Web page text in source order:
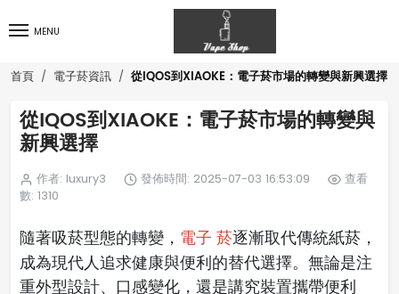
MENU
首頁 電子菸資訊 從IQOS到XIAOKE：電子菸市場的轉變與新興選擇
從IQOS到XIAOKE：電子菸市場的轉變與
新興選擇
作者: luxury3 發佈時間: 2025-07-03 16:53:09
查看
數: 1310
隨著吸菸型態的轉變， 電子 菸逐漸取代傳統紙菸，
成為現代人追求健康與便利的替代選擇。無論是注
重外型設計、口感變化，還是講究裝置攜帶便利